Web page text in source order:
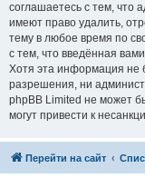
соглашаетесь с тем, что
имеют право удалить,
тему в любое время по
с тем, что введённая
Хотя эта информация не
разрешения, ни
phpBB Limited не может
могут привести к
Перейти на сайт